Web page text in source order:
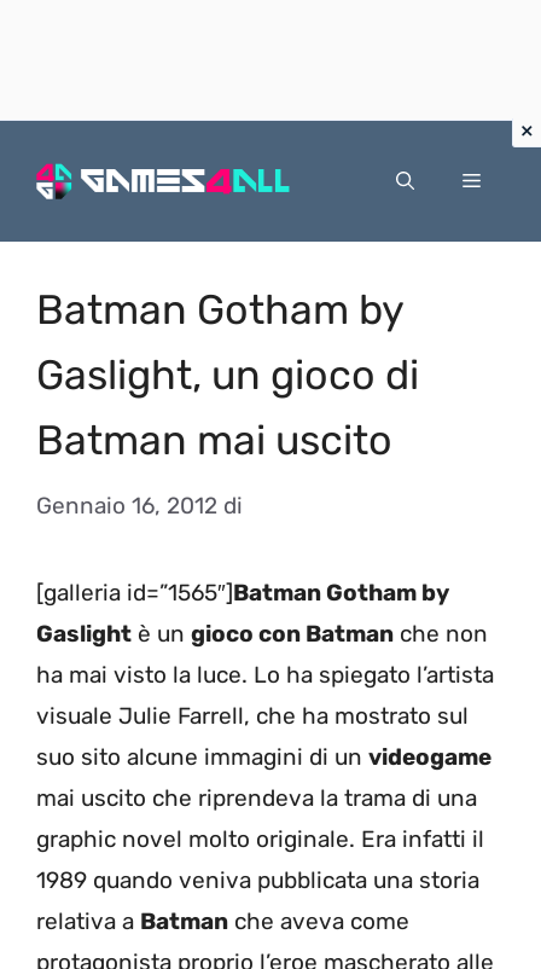
Menu
Batman Gotham by
Gaslight, un gioco di
Batman mai uscito
Gennaio 16, 2012 di
[galleria id=”1565″]Batman Gotham by
Gaslight è un gioco con Batman che non
ha mai visto la luce. Lo ha spiegato l’artista
visuale Julie Farrell, che ha mostrato sul
suo sito alcune immagini di un videogame
mai uscito che riprendeva la trama di una
graphic novel molto originale. Era infatti il
1989 quando veniva pubblicata una storia
relativa a Batman che aveva come
protagonista proprio l’eroe mascherato alle